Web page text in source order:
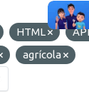
HTML
agrícola